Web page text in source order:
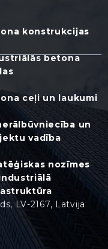
konstrukcijas
betona
ceļi un laukumi
un
vadība
nozīmes
LV-2167, Latvija